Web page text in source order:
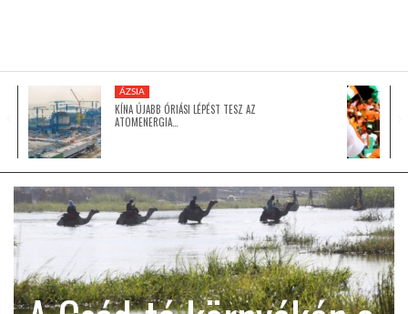
GLOBOTV BP
HÍR3D
TROPICALMAGAZIN
ÁZSIA
KÍNA ÚJABB ÓRIÁSI LÉPÉST TESZ AZ
ATOMENERGIA…